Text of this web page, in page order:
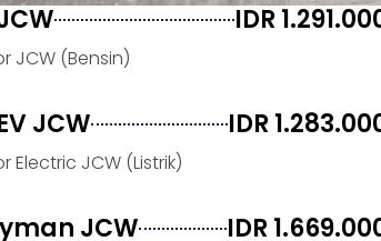
IDR
JCW (Bensin)
JCW IDR
Electric JCW (Listrik)
JCW IDR